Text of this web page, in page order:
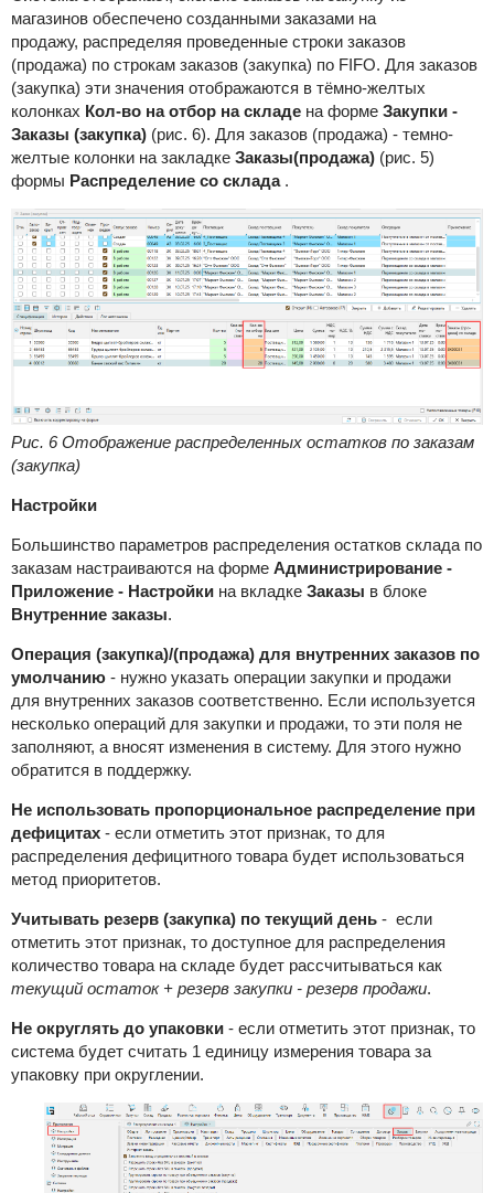
магазинов обеспечено созданными заказами на
продажу, распределяя проведенные строки заказов
(продажа) по строкам заказов (закупка) по FIFO. Для заказов
(закупка) эти значения отображаются в тёмно-желтых
колонках Кол-во на отбор на складе на форме Закупки -
Заказы (закупка) (рис. 6). Для заказов (продажа) - темно-
желтые колонки на закладке Заказы(продажа) (рис. 5)
формы Распределение со склада.
Рис. 6 Отображение распределенных остатков по заказам
(закупка)
Настройки
Большинство параметров распределения остатков склада по
заказам настраиваются на форме Администрирование -
Приложение - Настройки на вкладке Заказы в блоке
Внутренние заказы.
Операция (закупка)/(продажа) для внутренних заказов по
умолчанию - нужно указать операции закупки и продажи
для внутренних заказов соответственно. Если используется
несколько операций для закупки и продажи, то эти поля не
заполняют, а вносят изменения в систему. Для этого нужно
обратится в поддержку.
Не использовать пропорциональное распределение при
дефицитах - если отметить этот признак, то для
распределения дефицитного товара будет использоваться
метод приоритетов.
Учитывать резерв (закупка) по текущий день - если
отметить этот признак, то доступное для распределения
количество товара на складе будет рассчитываться как
текущий остаток + резерв закупки - резерв продажи.
Не округлять до упаковки - если отметить этот признак, то
система будет считать 1 единицу измерения товара за
упаковку при округлении.